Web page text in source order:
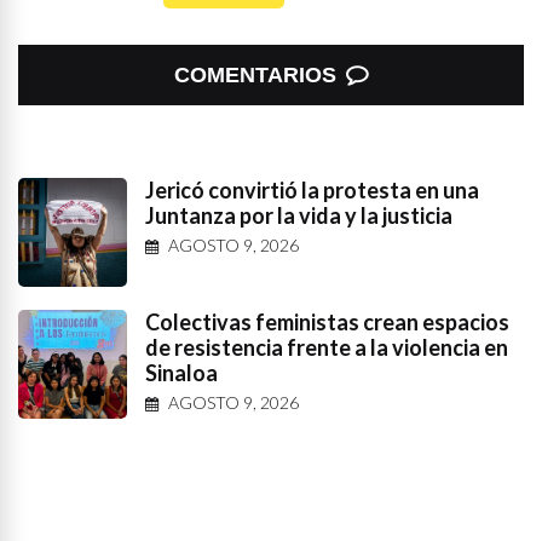
COMENTARIOS
Jericó convirtió la protesta en una
Juntanza por la vida y la justicia
AGOSTO 9, 2026
Colectivas feministas crean espacios
de resistencia frente a la violencia en
Sinaloa
AGOSTO 9, 2026